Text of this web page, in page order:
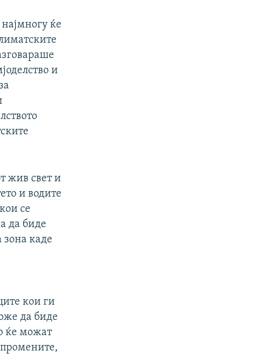
ќе
и
жив свет и
и водите
се
да биде
зона каде
кои ги
да биде
ќе можат